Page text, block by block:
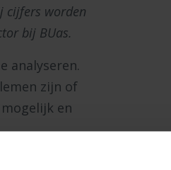
cijfers worden
bij BUas.
analyseren.
zijn of
en